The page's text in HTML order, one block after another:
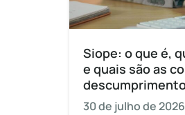
Siope: o que é,
e quais são as
30 de julho de 2026